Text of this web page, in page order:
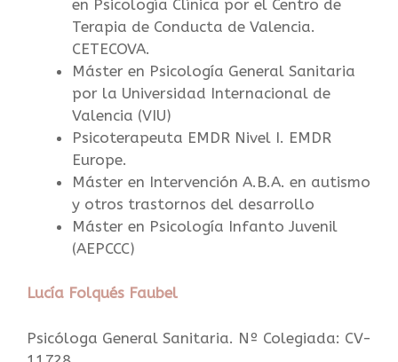
en Psicología Clínica por el Centro de
Terapia de Conducta de Valencia.
CETECOVA.
Máster en Psicología General Sanitaria
por la Universidad Internacional de
Valencia (VIU)
Psicoterapeuta EMDR Nivel I. EMDR
Europe.
Máster en Intervención A.B.A. en autismo
y otros trastornos del desarrollo
Máster en Psicología Infanto Juvenil
(AEPCCC)
Lucía Folqués Faubel
Psicóloga General Sanitaria. Nº Colegiada: CV-